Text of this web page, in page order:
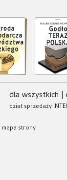
dla wszystkich |
dział sprzedaży
mapa strony